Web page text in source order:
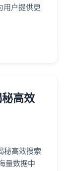
用户提供更
高效
秘高效搜索
量数据中